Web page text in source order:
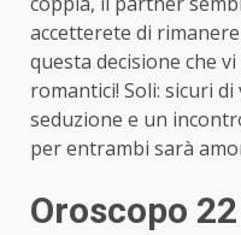
accetterete di
questa decisione che
romantici! Soli: sicuri
seduzione e un
per entrambi sarà
Oroscopo